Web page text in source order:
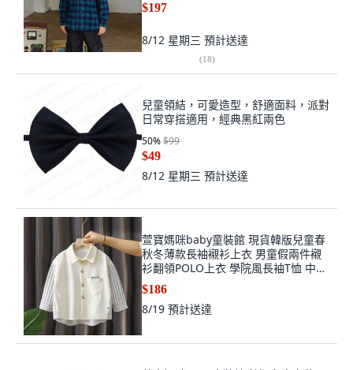
$197
8/12 星期三 預計送達
(18)
兒童領結，可愛造型，舒適面料，派對
日常穿搭適用，經典黑紅兩色
50%$99
$49
8/12 星期三 預計送達
萱寶媽咪baby童裝館 現貨韓版兒童春
秋冬薄款長袖襯衫上衣 男童假兩件襯
衫翻領POLO上衣 學院風長袖T恤 中大
童長袖上衣 童裝 童上衣 童襯衫
$186
8/19 預計送達